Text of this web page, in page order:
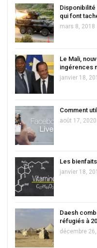
qui font
mars 8, 2018
Le Mali,
ingérences
janvier 18,
Comment
août 17, 2020
Les
janvier 18,
Daesh
réfugiés à
décembre